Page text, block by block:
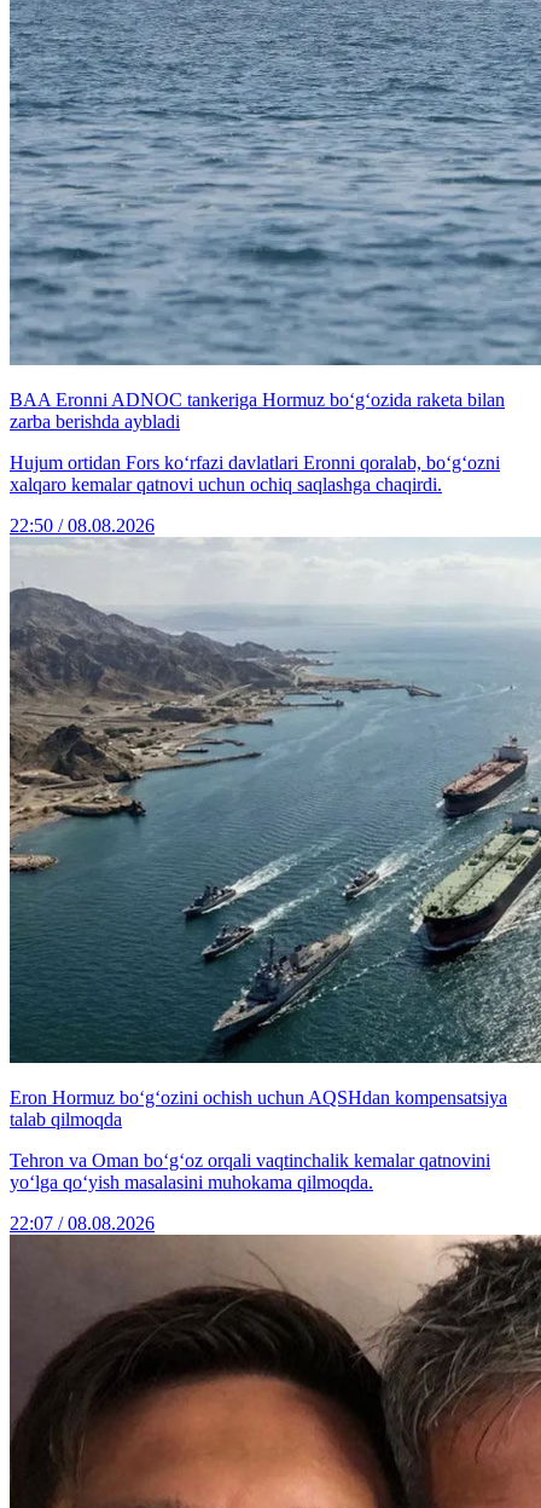
BAA Eronni ADNOC tankeriga Hormuz bo‘g‘ozida raketa bilan
zarba berishda aybladi
Hujum ortidan Fors ko‘rfazi davlatlari Eronni qoralab, bo‘g‘ozni
xalqaro kemalar qatnovi uchun ochiq saqlashga chaqirdi.
22:50 / 08.08.2026
Eron Hormuz bo‘g‘ozini ochish uchun AQSHdan kompensatsiya
talab qilmoqda
Tehron va Oman bo‘g‘oz orqali vaqtinchalik kemalar qatnovini
yo‘lga qo‘yish masalasini muhokama qilmoqda.
22:07 / 08.08.2026